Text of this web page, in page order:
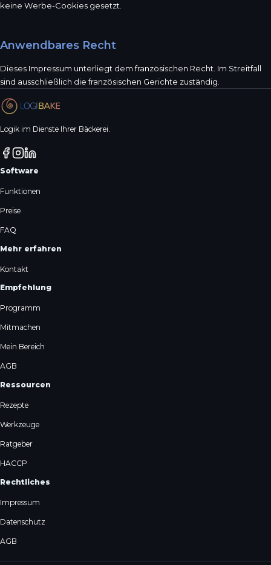
keine Werbe-Cookies gesetzt.
Anwendbares Recht
Dieses Impressum unterliegt dem französischen Recht. Im Streitfall
sind ausschließlich die französischen Gerichte zuständig.
Logik im Dienste Ihrer Bäckerei.
Software
Funktionen
Preise
FAQ
Mehr erfahren
Kontakt
Empfehlung
Programm
Mitmachen
Mein Bereich
AGB
Ressourcen
Rezepte
Werkzeuge
Ratgeber
HACCP
Rechtliches
Impressum
Datenschutz
AGB